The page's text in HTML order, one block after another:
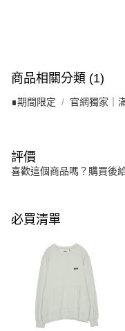
商品相關分類 (1)
∎期間限定 官網獨家｜
評價
喜歡這個商品嗎？購買後
必買清單